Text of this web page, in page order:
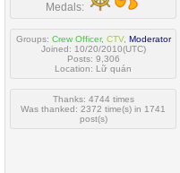
Medals:
Groups: Crew Officer, CTV, Moderator
Joined: 10/20/2010(UTC)
Posts: 9,306
Location: Lữ quán
Thanks: 4744 times
Was thanked: 2372 time(s) in 1741
post(s)